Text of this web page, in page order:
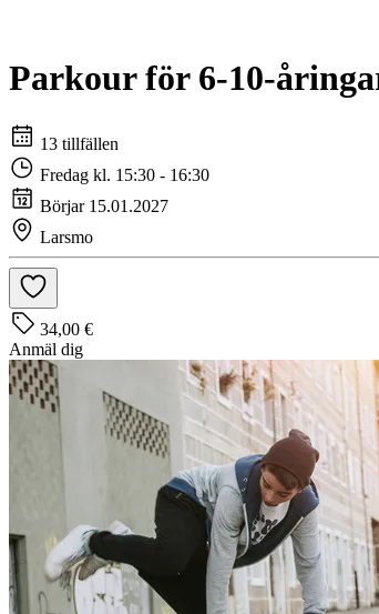
Parkour för 6-10-
13 tillfällen
Fredag kl. 15:30 - 16:30
Börjar 15.01.2027
Larsmo
34,00 €
Anmäl dig